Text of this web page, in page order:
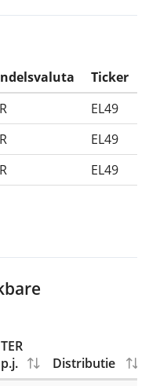
Ticker
EL49
EL49
EL49
TER
p.j.
Distributie